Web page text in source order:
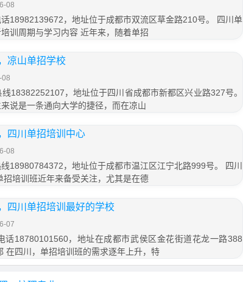
08
18982139672，地址位于成都市双流区草金路210号。 四川单
训周期与学习内容 近年来，随着单招
凉山单招学校
08
18382252107，地址位于四川省成都市新都区兴业路327号。
说是一条通向大学的捷径，而在凉山
四川单招培训中心
08
18980784372，地址位于成都市温江区江宁北路999号。 四川
招培训班近年来备受关注，尤其是在德
四川单招培训最好的学校
07
话18780101560，地址在成都市武侯区金花街道花龙一路388
在四川，单招培训班的需求逐年上升，特